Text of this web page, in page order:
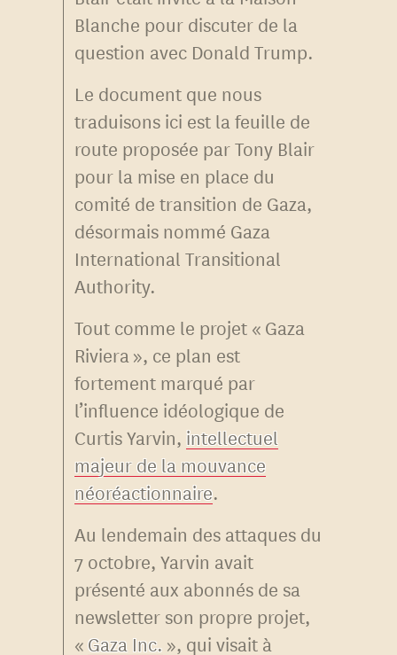
Blanche pour discuter de la
question avec Donald Trump.
Le document que nous
traduisons ici est la feuille de
route proposée par Tony Blair
pour la mise en place du
comité de transition de Gaza,
désormais nommé Gaza
International Transitional
Authority.
Tout comme le projet « Gaza
Riviera », ce plan est
fortement marqué par
l’influence idéologique de
Curtis Yarvin,intellectuel
majeur de la mouvance
néoréactionnaire.
Au lendemain des attaques du
7 octobre, Yarvin avait
présenté aux abonnés de sa
newsletter son propre projet,
«Gaza Inc. », qui visait à